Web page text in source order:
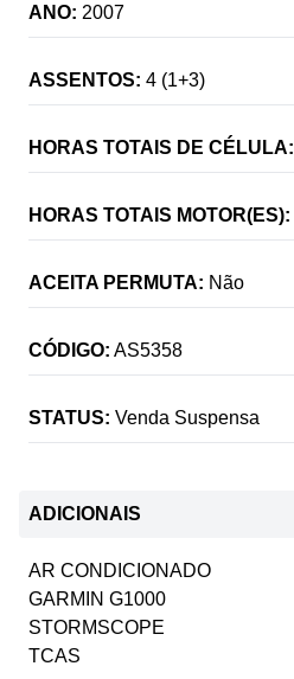
ANO: 2007
ASSENTOS: 4 (1+3)
HORAS TOTAIS DE CÉLULA:
HORAS TOTAIS MOTOR(ES):
ACEITA PERMUTA: Não
CÓDIGO: AS5358
STATUS: Venda Suspensa
ADICIONAIS
AR CONDICIONADO
GARMIN G1000
STORMSCOPE
TCAS